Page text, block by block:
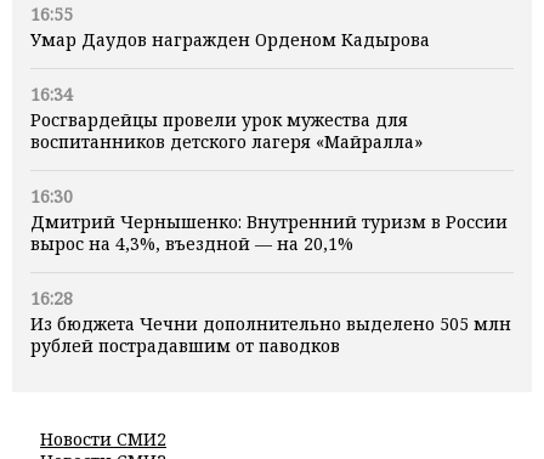
16:55
Умар Даудов награжден Орденом Кадырова
16:34
Росгвардейцы провели урок мужества для
воспитанников детского лагеря «Майралла»
16:30
Дмитрий Чернышенко: Внутренний туризм в России
вырос на 4,3%, въездной — на 20,1%
16:28
Из бюджета Чечни дополнительно выделено 505 млн
рублей пострадавшим от паводков
Новости СМИ2